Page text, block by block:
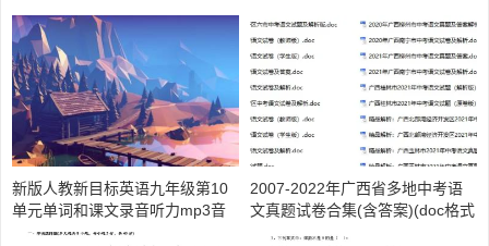
新版人教新目标英语九年级第10
单元单词和课文录音听力mp3音
频[X00029]
2007-2022年广西省多地中考语
文真题试卷合集(含答案)(doc格式